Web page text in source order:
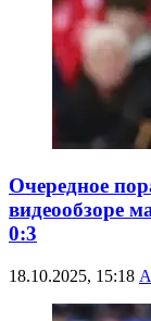
Очередное
видеообзоре
0:3
18.10.2025, 15:18